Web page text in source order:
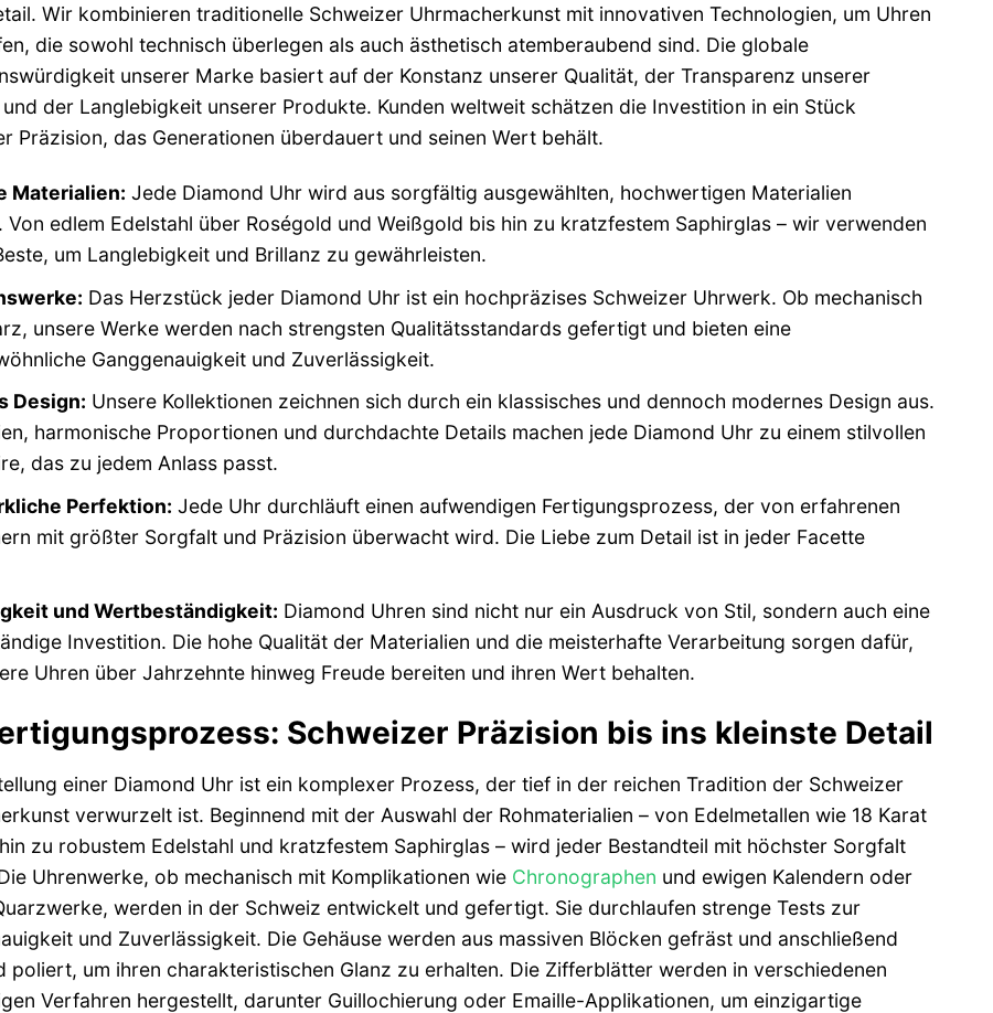
Wir kombinieren traditionelle Schweizer Uhrmacherkunst mit innovativen Technologien, um Uhren
die sowohl technisch überlegen als auch ästhetisch atemberaubend sind. Die globale
unserer Marke basiert auf der Konstanz unserer Qualität, der Transparenz unserer
der Langlebigkeit unserer Produkte. Kunden weltweit schätzen die Investition in ein Stück
Präzision, das Generationen überdauert und seinen Wert behält.
Materialien: Jede Diamond Uhr wird aus sorgfältig ausgewählten, hochwertigen Materialien
edlem Edelstahl über Roségold und Weißgold bis hin zu kratzfestem Saphirglas – wir verwenden
um Langlebigkeit und Brillanz zu gewährleisten.
Das Herzstück jeder Diamond Uhr ist ein hochpräzises Schweizer Uhrwerk. Ob mechanisch
unsere Werke werden nach strengsten Qualitätsstandards gefertigt und bieten eine
Ganggenauigkeit und Zuverlässigkeit.
Design: Unsere Kollektionen zeichnen sich durch ein klassisches und dennoch modernes Design aus.
harmonische Proportionen und durchdachte Details machen jede Diamond Uhr zu einem stilvollen
das zu jedem Anlass passt.
Perfektion: Jede Uhr durchläuft einen aufwendigen Fertigungsprozess, der von erfahrenen
mit größter Sorgfalt und Präzision überwacht wird. Die Liebe zum Detail ist in jeder Facette
und Wertbeständigkeit: Diamond Uhren sind nicht nur ein Ausdruck von Stil, sondern auch eine
Investition. Die hohe Qualität der Materialien und die meisterhafte Verarbeitung sorgen dafür,
Uhren über Jahrzehnte hinweg Freude bereiten und ihren Wert behalten.
Schweizer Präzision bis ins kleinste Detail
einer Diamond Uhr ist ein komplexer Prozess, der tief in der reichen Tradition der Schweizer
verwurzelt ist. Beginnend mit der Auswahl der Rohmaterialien – von Edelmetallen wie 18 Karat
zu robustem Edelstahl und kratzfestem Saphirglas – wird jeder Bestandteil mit höchster Sorgfalt
Uhrenwerke, ob mechanisch mit Komplikationen wie Chronographen und ewigen Kalendern oder
werden in der Schweiz entwickelt und gefertigt. Sie durchlaufen strenge Tests zur
und Zuverlässigkeit. Die Gehäuse werden aus massiven Blöcken gefräst und anschließend
poliert, um ihren charakteristischen Glanz zu erhalten. Die Zifferblätter werden in verschiedenen
Verfahren hergestellt, darunter Guillochierung oder Emaille-Applikationen, um einzigartige